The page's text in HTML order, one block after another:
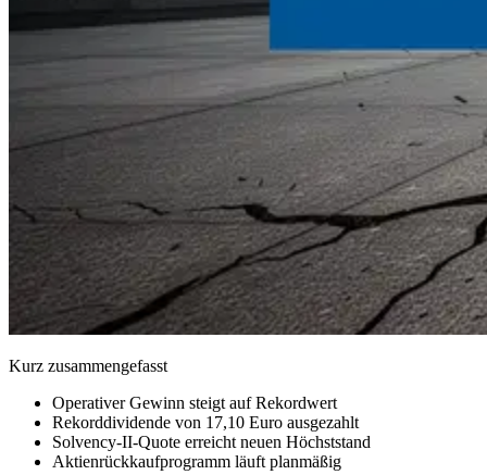
Kurz zusammengefasst
Operativer Gewinn steigt auf Rekordwert
Rekorddividende von 17,10 Euro ausgezahlt
Solvency-II-Quote erreicht neuen Höchststand
Aktienrückkaufprogramm läuft planmäßig